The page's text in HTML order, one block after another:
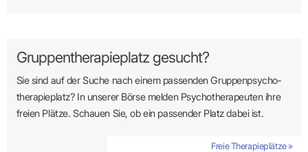
Gruppentherapieplatz gesucht?
Sie sind auf der Suche nach einem passenden Gruppen­psycho­
therapie­platz? In unserer Börse melden Psycho­­thera­­peuten ihre
freien Plätze. Schauen Sie, ob ein passender Platz dabei ist.
Freie Therapieplätze »